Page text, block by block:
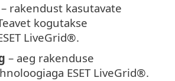
– rakendust kasutavate
kogutakse
LiveGrid®.
– aeg rakenduse
ESET LiveGrid®.